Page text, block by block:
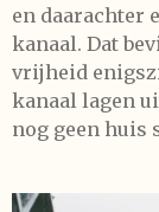
en daarachter
kanaal. Dat
vrijheid
kanaal lagen
nog geen huis